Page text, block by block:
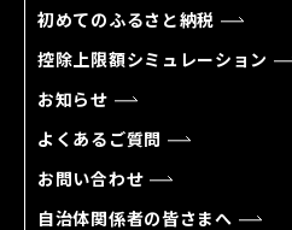
初めてのふるさと納税
控除上限額シミュレーション
お知らせ
よくあるご質問
お問い合わせ
自治体関係者の皆さまへ